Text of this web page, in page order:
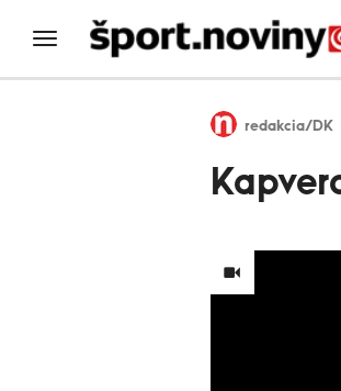
redakcia/DK